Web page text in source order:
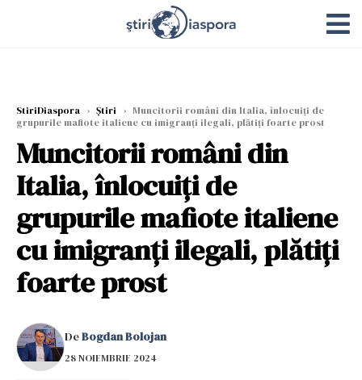
StiriDiaspora › Știri › Muncitorii români din Italia, înlocuiți de
grupurile mafiote italiene cu imigranți ilegali, plătiți foarte prost
Muncitorii români din
Italia, înlocuiți de
grupurile mafiote italiene
cu imigranți ilegali, plătiți
foarte prost
DeBogdan Bolojan
28 NOIEMBRIE 2024